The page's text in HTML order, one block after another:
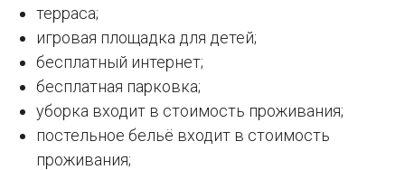
терраса;
игровая площадка для детей;
бесплатный интернет;
бесплатная парковка;
уборка входит в стоимость проживания;
постельное бельё входит в стоимость
проживания;